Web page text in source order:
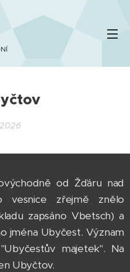
od Žďáru nad
vesnice zřejmě znělo
zapsáno Vbetsch) a
jména Ubyčest. Význam
majetek". Na
Ubyčtov.